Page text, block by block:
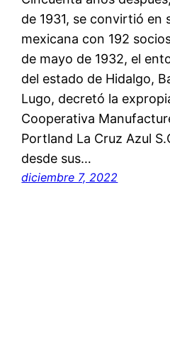
de 1931, se convirtió en
mexicana con 192
de mayo de 1932, el
del estado de Hidalgo,
Lugo, decretó la
Cooperativa
Portland La Cruz Azul
desde sus…
diciembre 7, 2022